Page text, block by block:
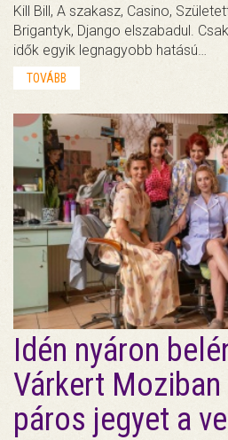
Kill Bill, A szakasz, Casino,
Brigantyk, Django elszabadul.
idők egyik legnagyobb hatású…
TOVÁBB
Idén nyáron
Várkert
páros jegyet a